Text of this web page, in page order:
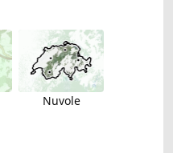
Nuvole